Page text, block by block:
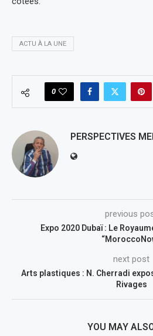
ACTU À LA UNE
0
PERSPECTIVES
previous
Expo 2020 Dubaï : Le
next post
Arts plastiques : N. Cherradi
Rivages
YOU MAY